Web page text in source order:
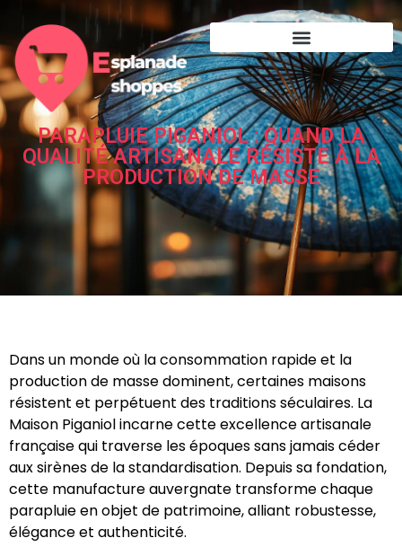
PARAPLUIE PIGANIOL : QUAND LA
QUALITÉ ARTISANALE RÉSISTE À LA
PRODUCTION DE MASSE
Dans un monde où la consommation rapide et la
production de masse dominent, certaines maisons
résistent et perpétuent des traditions séculaires. La
Maison Piganiol incarne cette excellence artisanale
française qui traverse les époques sans jamais céder
aux sirènes de la standardisation. Depuis sa fondation,
cette manufacture auvergnate transforme chaque
parapluie en objet de patrimoine, alliant robustesse,
élégance et authenticité.